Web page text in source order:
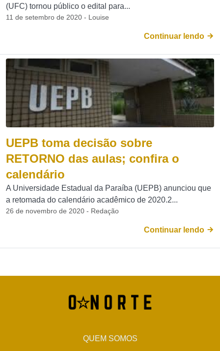
(UFC) tornou público o edital para...
11 de setembro de 2020 - Louise
Continuar lendo
UEPB toma decisão sobre
RETORNO das aulas; confira o
calendário
A Universidade Estadual da Paraíba (UEPB) anunciou que
a retomada do calendário acadêmico de 2020.2...
26 de novembro de 2020 - Redação
Continuar lendo
QUEM SOMOS